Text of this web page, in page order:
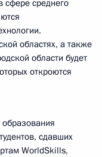
сфере среднего
областях, а также
области будет
откроются
образования
сдавших
WorldSkills,